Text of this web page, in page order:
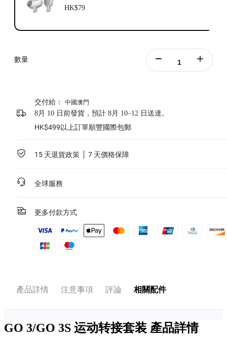
HK$79
數量
交付給： 中國澳門
8月 10 日前發貨，預計 8月 10–12 日送達。
HK$499以上訂單順豐國際包郵
15 天退貨政策 7 天價格保障
全球服務
更多付款方式
產品詳情 注意事項 評論 相關配件
GO 3/GO 3S 运动转接套装 產品詳情